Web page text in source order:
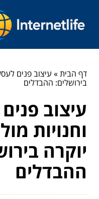
דף הבית» עיצוב פנים
בירושלים: ההבדלים
עיצוב
וחנויות
יוקרה
ההבדלים